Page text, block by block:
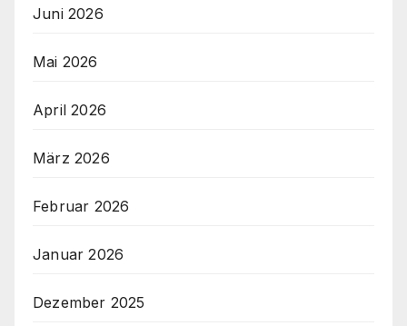
Juni 2026
Mai 2026
April 2026
März 2026
Februar 2026
Januar 2026
Dezember 2025